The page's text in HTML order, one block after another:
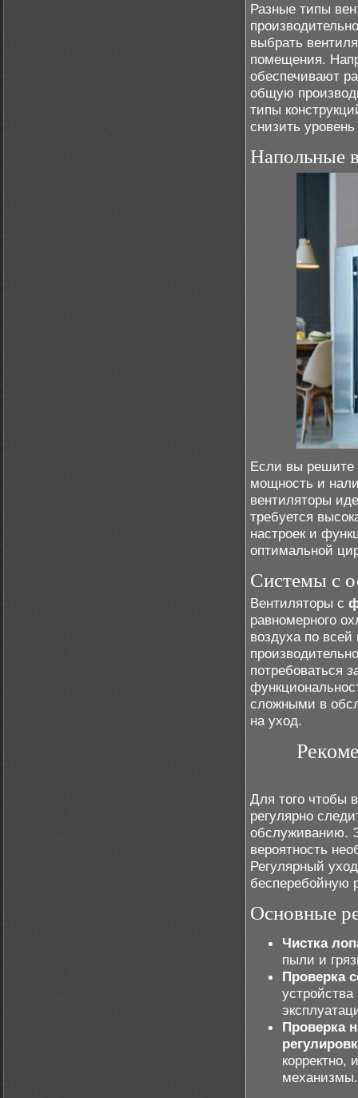
Разные типы
выбрать
помещения.
обеспечивают
общую
типы
снизить
Напольные
Если вы решите
мощность и
вентиляторы
требуется
настроек и
оптимальной
Системы с
Вентиляторы с
равномерного
воздуха по всей
потребоваться
сложными в
на уход.
Для того чтобы
регулярно
обслуживанию.
вероятность
Регулярный
бесперебойную
Основные
Чистка
пыли и
Проверка
Проверка
механизмы.